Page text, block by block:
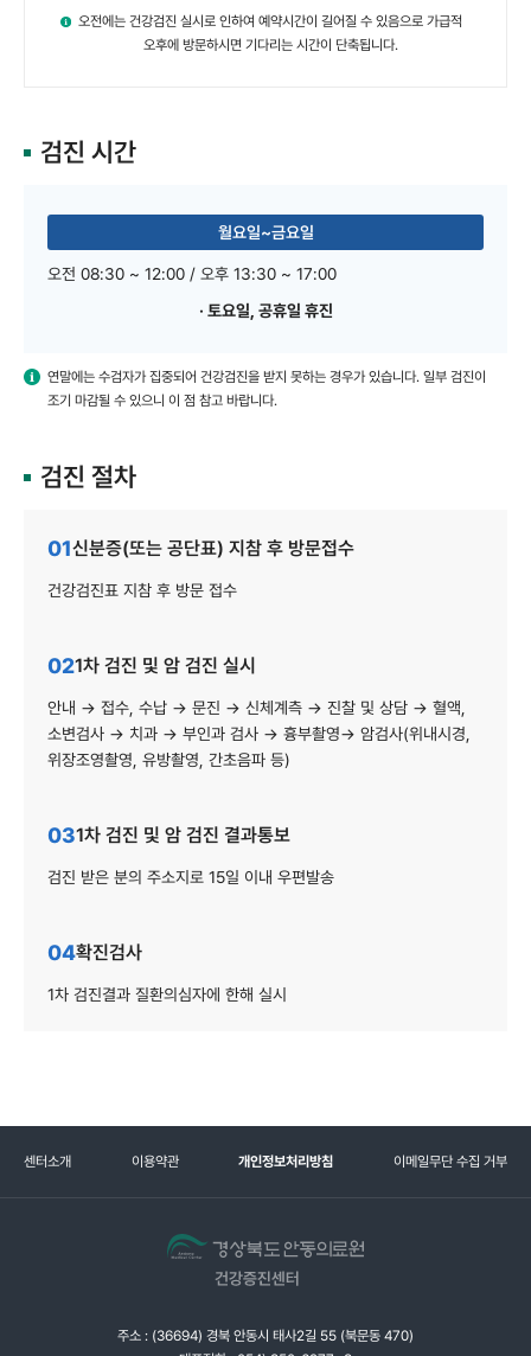
오전에는 건강검진 실시로 인하여 예약시간이 길어질 수 있음으로가급적
오후에 방문하시면 기다리는 시간이 단축됩니다.
검진 시간
월요일~금요일
오전 08:30 ~ 12:00 / 오후 13:30 ~ 17:00
· 토요일, 공휴일 휴진
연말에는 수검자가 집중되어 건강검진을 받지 못하는 경우가 있습니다. 일부 검진이
조기 마감될 수 있으니 이 점 참고 바랍니다.
검진 절차
01신분증(또는 공단표) 지참 후 방문접수
건강검진표 지참 후 방문 접수
021차 검진 및 암 검진 실시
안내 → 접수, 수납 → 문진 → 신체계측 → 진찰 및 상담 → 혈액,
소변검사 → 치과 → 부인과 검사 → 흉부촬영→ 암검사(위내시경,
위장조영촬영, 유방촬영, 간초음파 등)
031차 검진 및 암 검진 결과통보
검진 받은 분의 주소지로 15일 이내 우편발송
04확진검사
1차 검진결과 질환의심자에 한해 실시
센터소개 이용약관 개인정보처리방침 이메일무단 수집 거부
주소 : (36694) 경북 안동시 태사2길 55 (북문동 470)